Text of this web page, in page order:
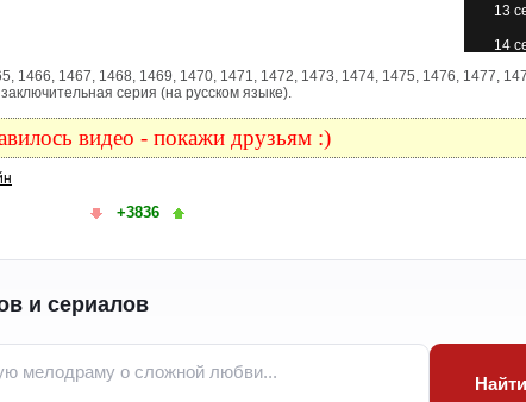
13
14
15
24
1466, 1467, 1468, 1469, 1470, 1471, 1472, 1473, 1474, 1475, 1476, 1477,
серия (на русском языке).
видео - покажи друзьям :)
+3836
и сериалов
Найти